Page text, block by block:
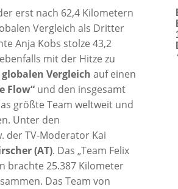
erst nach 62,4 Kilometern
Vergleich als Dritter
Anja Kobs stolze 43,2
mit der Hitze zu
Vergleich auf einen
Flow“ und den insgesamt
größte Team weltweit und
Unter den
der TV-Moderator Kai
(AT). Das „Team Felix
brachte 25.387 Kilometer
Das Team von